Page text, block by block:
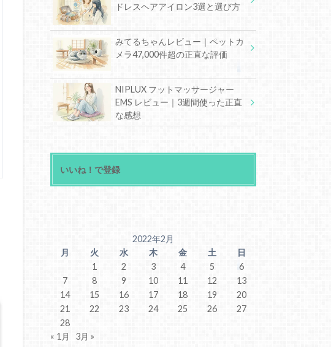
ドレスヘアアイロン3選と選び方
みてるちゃんレビュー｜ペットカ
メラ47,000件超の正直な評価
NIPLUX フットマッサージャー
EMS レビュー｜3週間使った正直
な感想
いいね！で登録
2022年2月
月
火 水 木 金 土
日
1
2 3 4 5
6
7
8 9 10 11 12
13
14
15 16 17 18 19
20
21
22 23 24 25 26
27
28
« 1月
3月 »